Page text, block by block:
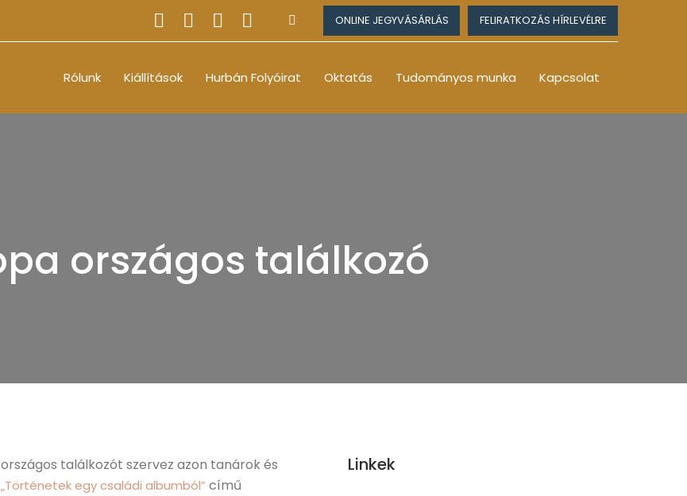
ONLINE JEGYVÁSÁRLÁS FELIRATKOZÁS HÍRLEVÉLRE
Rólunk Kiállítások Hurbán Folyóirat Oktatás Tudományos munka Kapcsolat
országos találkozó
találkozót szervez azon tanárok és
„Történetek egy családi albumból” című
Linkek